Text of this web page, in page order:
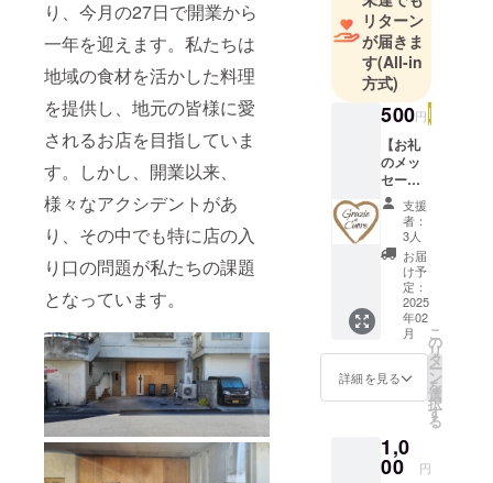
り、今月の27日で開業から
一年を迎えます。私たちは
地域の食材を活かした料理
を提供し、地元の皆様に愛
されるお店を目指していま
す。しかし、開業以来、
様々なアクシデントがあ
り、その中でも特に店の入
り口の問題が私たちの課題
となっています。
リターン
が届きま
す(All-in
方式)
500円
【お礼
のメッ
セー
ジ】 感
謝の気
持ちを
込め
て、お
礼の
メッ
セージ
をお送
りしま
す。
支援
者：
3人
お届
け予
定：
2025
年02
月
詳細を見る
こ
の
リ
タ
ー
ン
を
選
択
す
る
1,0
00 円